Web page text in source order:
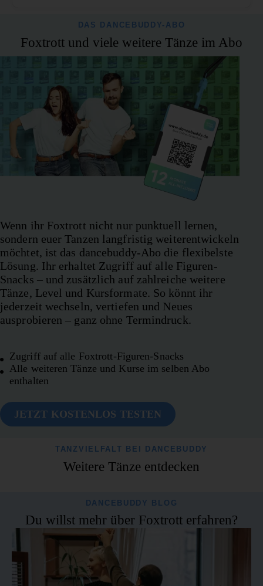
DAS DANCEBUDDY-ABO
Foxtrott und viele weitere Tänze im Abo
Wenn ihr Foxtrott nicht nur punktuell lernen,
sondern euer Tanzen langfristig weiterentwickeln
möchtet, ist das dancebuddy-Abo die flexibelste
Lösung. Ihr erhaltet Zugriff auf alle Figuren-
Snacks – und zusätzlich auf zahlreiche weitere
Tänze, Level und Kursformate. So könnt ihr
jederzeit wechseln, vertiefen und Neues
ausprobieren – ganz ohne Termindruck.
Zugriff auf alle Foxtrott-Figuren-Snacks
Alle weiteren Tänze und Kurse im selben Abo
enthalten
JETZT KOSTENLOS TESTEN
TANZVIELFALT BEI DANCEBUDDY
Weitere Tänze entdecken
Bachata ist ein sinnlicher,
moderner Latino-Tanz, bei
dem Nähe, Leidenschaft und
fließende Körperbewegung
im Mittelpunkt stehen. Die
typischen Body Waves lassen
Blues
Blues ist ein ruhiger, sehr
einfacher Paartanz, der von
oft romantischer Musik, steht
Blues für Verbundenheit und
DANCEBUDDY BLOG
Du willst mehr über Foxtrott erfahren?